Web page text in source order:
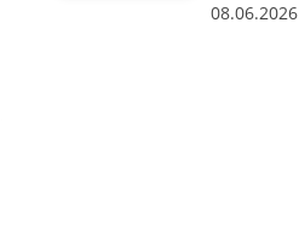
08.06.2026